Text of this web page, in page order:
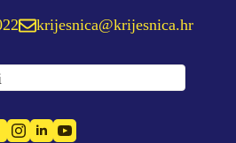
krijesnica@krijesnica.hr